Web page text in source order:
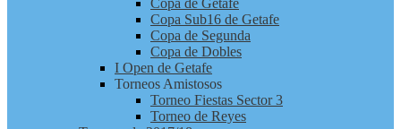
Copa de Getafe
Copa Sub16 de Getafe
Copa de Segunda
Copa de Dobles
I Open de Getafe
Torneos Amistosos
Torneo Fiestas Sector 3
Torneo de Reyes